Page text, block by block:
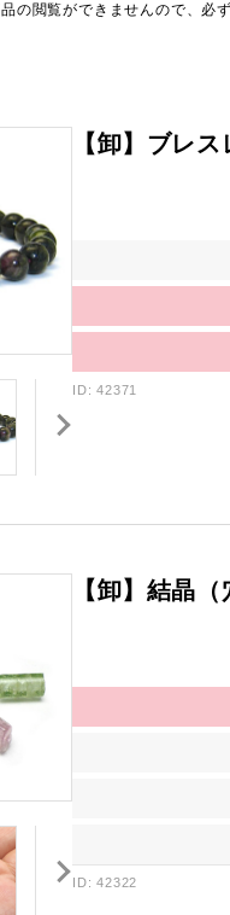
の閲覧ができませんので、必ず
【卸】ブレ
ID: 42371
【卸】結晶
ID: 42322